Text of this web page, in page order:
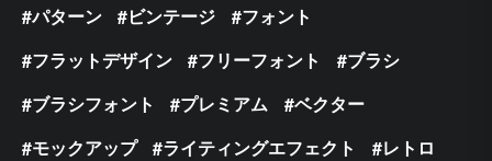
パターン
ビンテージ
フォント
フラットデザイン
フリーフォント
ブラシ
ブラシフォント
プレミアム
ベクター
モックアップ
ライティングエフェクト
レトロ